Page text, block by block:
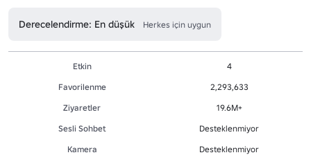
Derecelendirme: En düşük Herkes için uygun
Etkin
4
Favorilenme
2,293,633
Ziyaretler
19.6M+
Sesli Sohbet
Desteklenmiyor
Kamera
Desteklenmiyor